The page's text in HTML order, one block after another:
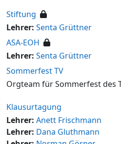
Stiftung
Lehrer: Senta Grüttner
ASA-EOH
Lehrer: Senta Grüttner
Sommerfest TV
Orgteam für Sommerfest des
Klausurtagung
Lehrer: Anett Frischmann
Lehrer: Dana Gluthmann